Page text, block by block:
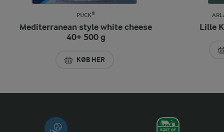
PUCK®
Mediterranean style white cheese
40+ 500 g
KØB HER
MEDITERRANEAN STYLE WHITE CHEESE
Lille